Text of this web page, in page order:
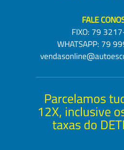
FALE
FIXO: 79
WHATSAPP: 79
Parcelamos
12X, inclusive
taxas do